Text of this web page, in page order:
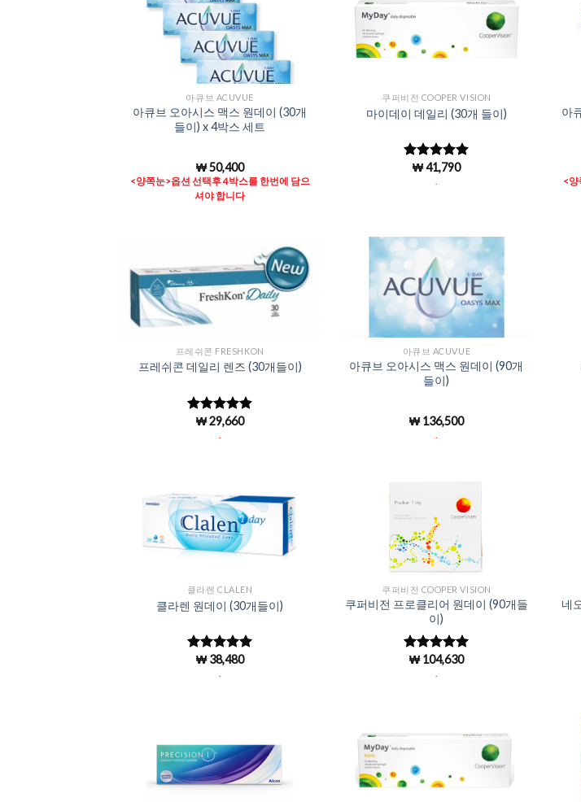
Wishlist
아큐브 ACUVUE
아큐브 오아시스 맥스 원데이 (30개
들이) x 4박스 세트
₩50,400
<양쪽눈>옵션 선택후 4박스를 한번에 담으
셔야 합니다
Add to
Wishlist
쿠퍼비전 COOPER VISION
마이데이 데일리 (30개 들이)
5 중에서
로 평가됨
₩41,790
아
<양
Add to
Wishlist
프레쉬콘 FRESHKON
프레쉬콘 데일리 렌즈 (30개들이)
5 중에서
로 평가
₩29,660
Add to
Wishlist
아큐브 ACUVUE
아큐브 오아시스 맥스 원데이 (90개
들이)
₩136,500
Add to
Wishlist
클라렌 CLALEN
클라렌 원데이 (30개들이)
5 중에서
로 평가됨
₩38,480
쿠퍼비전 COOPER VISION
쿠퍼비전 프로클리어 원데이 (90개들
이)
5 중에서
로 평
₩104,630
네
Add to
Wishlist
Add to
Wishlist